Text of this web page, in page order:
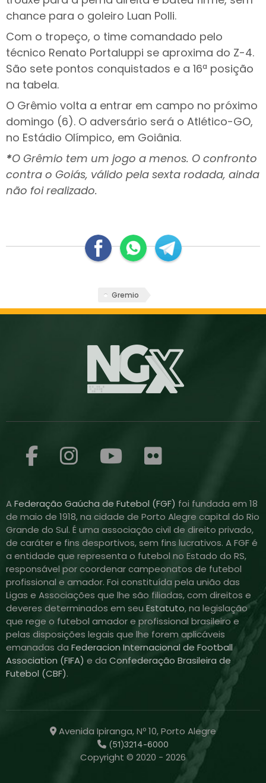
chance para o goleiro Luan Polli.
Com o tropeço, o time comandado pelo
técnico Renato Portaluppi se aproxima do Z-4.
São sete pontos conquistados e a 16ª posição
na tabela.
O Grêmio volta a entrar em campo no próximo
domingo (6). O adversário será o Atlético-GO,
no Estádio Olímpico, em Goiânia.
*O Grêmio tem um jogo a menos. O confronto
contra o Goiás, válido pela sexta rodada, ainda
não foi realizado.
Gremio
AFederação Gaúcha de Futebol (FGF) foi fundada em 18
de maio de 1918, na cidade de Porto Alegre capital do Rio
Grande do Sul. É uma associação civil de direito privado,
de caráter e fins desportivos, sem fins lucrativos. A FGF é
a entidade que representa o futebol no Estado do RS,
responsável por coordenar campeonatos de futebol
profissional e amador. Foi constituída pela união das
Ligas e Associações que lhe são filiadas, com direitos e
deveres determinados em seu Estatuto, na legislação
que rege o futebol amador e profissional brasileiro e
pelas disposições legais que lhe forem aplicáveis
emanadas da Federacion Internacional de Football
Association (FIFA) e da Confederação Brasileira de
Futebol (CBF).
Avenida Ipiranga, Nº 10, Porto Alegre
(51)3214-6000
Copyright © 2020 - 2026